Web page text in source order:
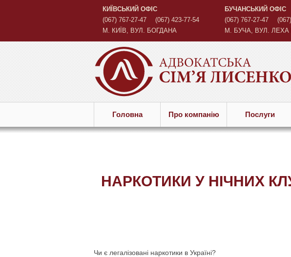
КИЇВСЬКИЙ ОФІС
(067) 767-27-47
(067) 423-77-54
М. КИЇВ, ВУЛ. БОГДАНА
БУЧАНСЬКИЙ ОФІС
(067) 767-27-47
М. БУЧА, ВУЛ. ЛЕХА
Головна Про компанiю Послуги
НАРКОТИКИ У НІЧНИХ
Чи є легалізовані наркотики в Україні?